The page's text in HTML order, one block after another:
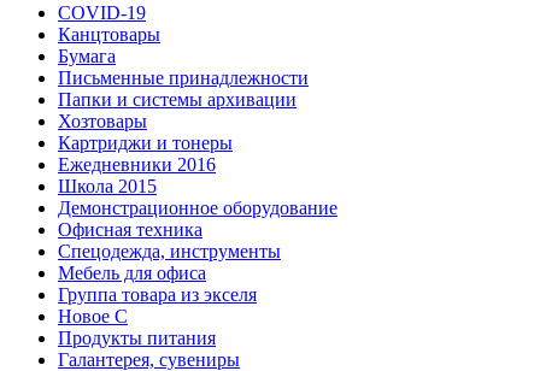
COVID-19
Канцтовары
Бумага
Письменные принадлежности
Папки и системы архивации
Хозтовары
Картриджи и тонеры
Ежедневники 2016
Школа 2015
Демонстрационное оборудование
Офисная техника
Спецодежда, инструменты
Мебель для офиса
Группа товара из экселя
Новое С
Продукты питания
Галантерея, сувениры